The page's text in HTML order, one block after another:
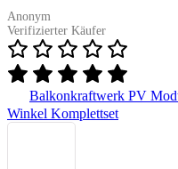
Anonym
Verifizierter Käufer
Balkonkraftwerk PV
Winkel Komplettset